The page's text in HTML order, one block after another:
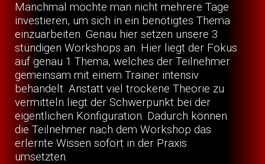
Manchmal möchte man nicht mehrere Tage
investieren, um sich in ein benötigtes Thema
einzuarbeiten. Genau hier setzen unsere 3
stündigen Workshops an. Hier liegt der Fokus
auf genau 1 Thema, welches der Teilnehmer
gemeinsam mit einem Trainer intensiv
behandelt. Anstatt viel trockene Theorie zu
vermitteln liegt der Schwerpunkt bei der
eigentlichen Konfiguration. Dadurch können
die Teilnehmer nach dem Workshop das
erlernte Wissen sofort in der Praxis
umsetzten.